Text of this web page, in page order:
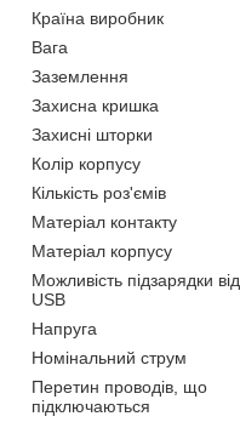
Країна виробник
Вага
Заземлення
Захисна кришка
Захисні шторки
Колір корпусу
Кількість роз'ємів
Матеріал контакту
Матеріал корпусу
Можливість підзарядки від
USB
Напруга
Номінальний струм
Перетин проводів, що
підключаються